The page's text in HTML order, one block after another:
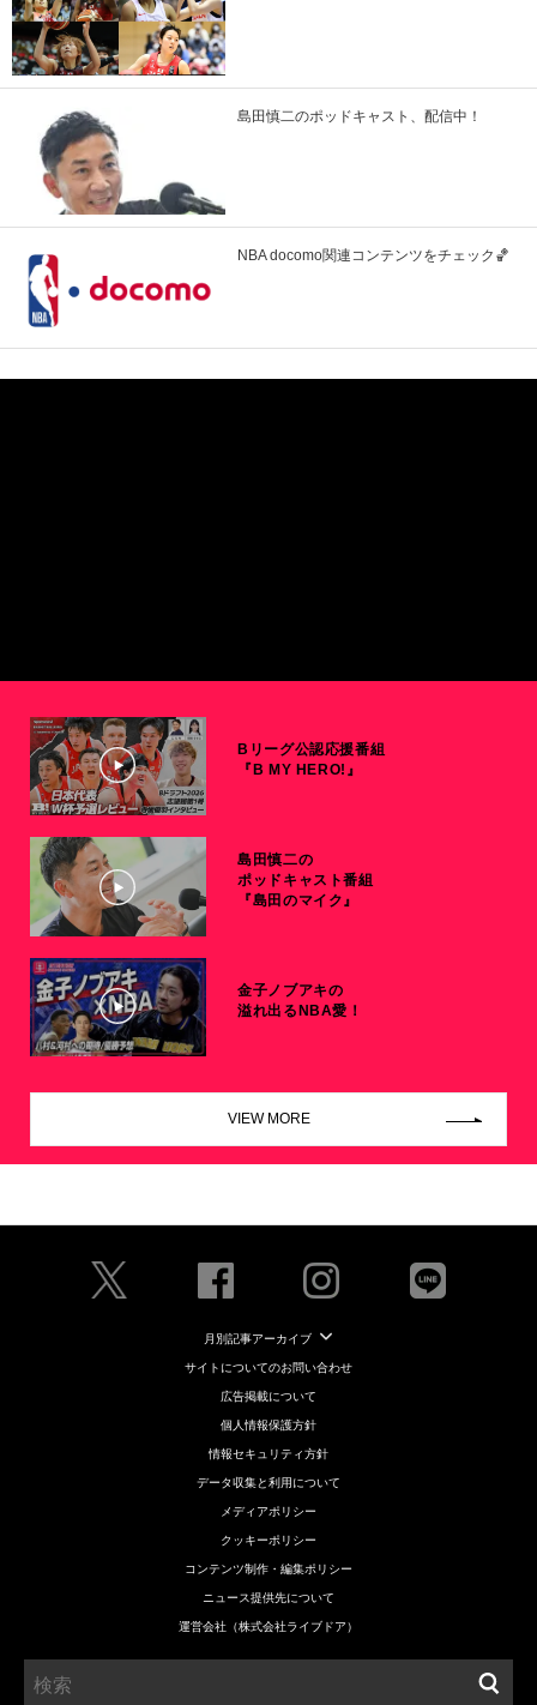
島田慎二のポッドキャスト、配信中！
NBA docomo関連コンテンツをチェック🏀
Bリーグ公認応援番組
『B MY HERO!』
島田慎二の
ポッドキャスト番組
『島田のマイク』
金子ノブアキの
溢れ出るNBA愛！
VIEW MORE
月別記事アーカイブ
サイトについてのお問い合わせ
広告掲載について
個人情報保護方針
情報セキュリティ方針
データ収集と利用について
メディアポリシー
クッキーポリシー
コンテンツ制作・編集ポリシー
ニュース提供先について
運営会社（株式会社ライブドア）